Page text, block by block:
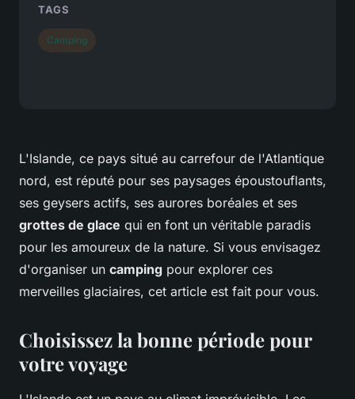
L'Islande, ce pays situé au carrefour de l'Atlantique
nord, est réputé pour ses paysages époustouflants,
ses geysers actifs, ses aurores boréales et ses
grottes de glace qui en font un véritable paradis
pour les amoureux de la nature. Si vous envisagez
d'organiser un camping pour explorer ces
merveilles glaciaires, cet article est fait pour vous.
Choisissez la bonne période pour
votre voyage
TAGS
Camping